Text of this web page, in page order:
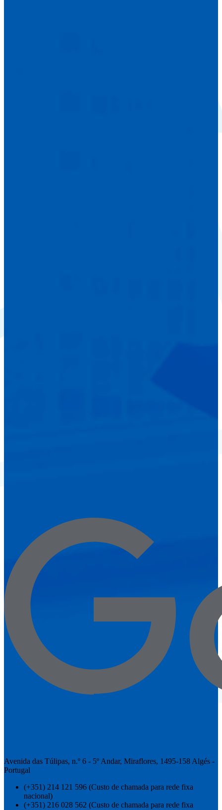
Avenida das Túlipas, n.º 6 - 5º Andar, Miraflores, 1495-158 Algés -
Portugal
(+351) 214 121 596 (Custo de chamada para rede fixa
nacional)
(+351) 216 028 562 (Custo de chamada para rede fixa